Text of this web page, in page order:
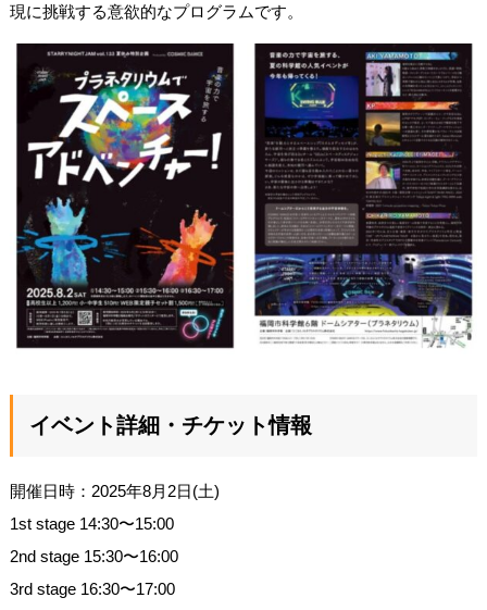
現に挑戦する意欲的なプログラムです。
イベント詳細・チケット情報
開催日時：2025年8月2日(土)
1st stage 14:30〜15:00
2nd stage 15:30〜16:00
3rd stage 16:30〜17:00